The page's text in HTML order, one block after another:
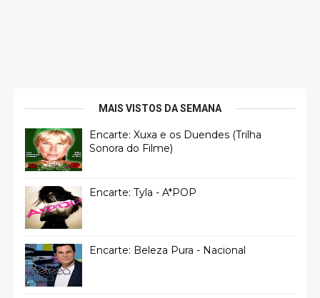
MAIS VISTOS DA SEMANA
Encarte: Xuxa e os Duendes (Trilha
Sonora do Filme)
Encarte: Tyla - A*POP
Encarte: Beleza Pura - Nacional